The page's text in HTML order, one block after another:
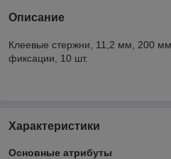
Описание
Клеевые стержни, 11,2 мм, 200
фиксации, 10 шт.
Характеристики
Основные атрибуты